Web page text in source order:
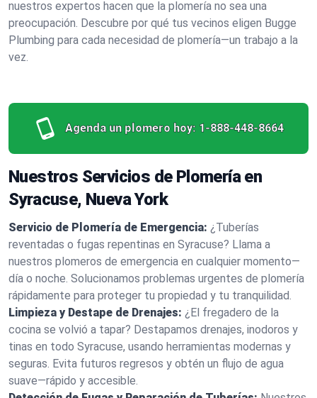
nuestros expertos hacen que la plomería no sea una
preocupación. Descubre por qué tus vecinos eligen Bugge
Plumbing para cada necesidad de plomería—un trabajo a la
vez.
Agenda un plomero hoy: 1-888-448-8664
Nuestros Servicios de Plomería en
Syracuse, Nueva York
Servicio de Plomería de Emergencia: ¿Tuberías
reventadas o fugas repentinas en Syracuse? Llama a
nuestros plomeros de emergencia en cualquier momento—
día o noche. Solucionamos problemas urgentes de plomería
rápidamente para proteger tu propiedad y tu tranquilidad.
Limpieza y Destape de Drenajes: ¿El fregadero de la
cocina se volvió a tapar? Destapamos drenajes, inodoros y
tinas en todo Syracuse, usando herramientas modernas y
seguras. Evita futuros regresos y obtén un flujo de agua
suave—rápido y accesible.